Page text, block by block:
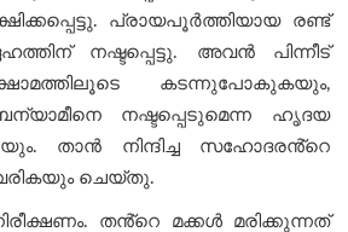
പ്രായപൂർത്തിയായ രണ്ട്
നഷ്ടപ്പെട്ടു. അവൻ പിന്നീട്
കടന്നുപോകുകയും,
നഷ്ടപ്പെടുമെന്ന ഹൃദയ
താൻ നിന്ദിച്ച സഹോദരൻ്റെ
ചെയ്തു.
തൻ്റെ മക്കൾ മരിക്കുന്നത്